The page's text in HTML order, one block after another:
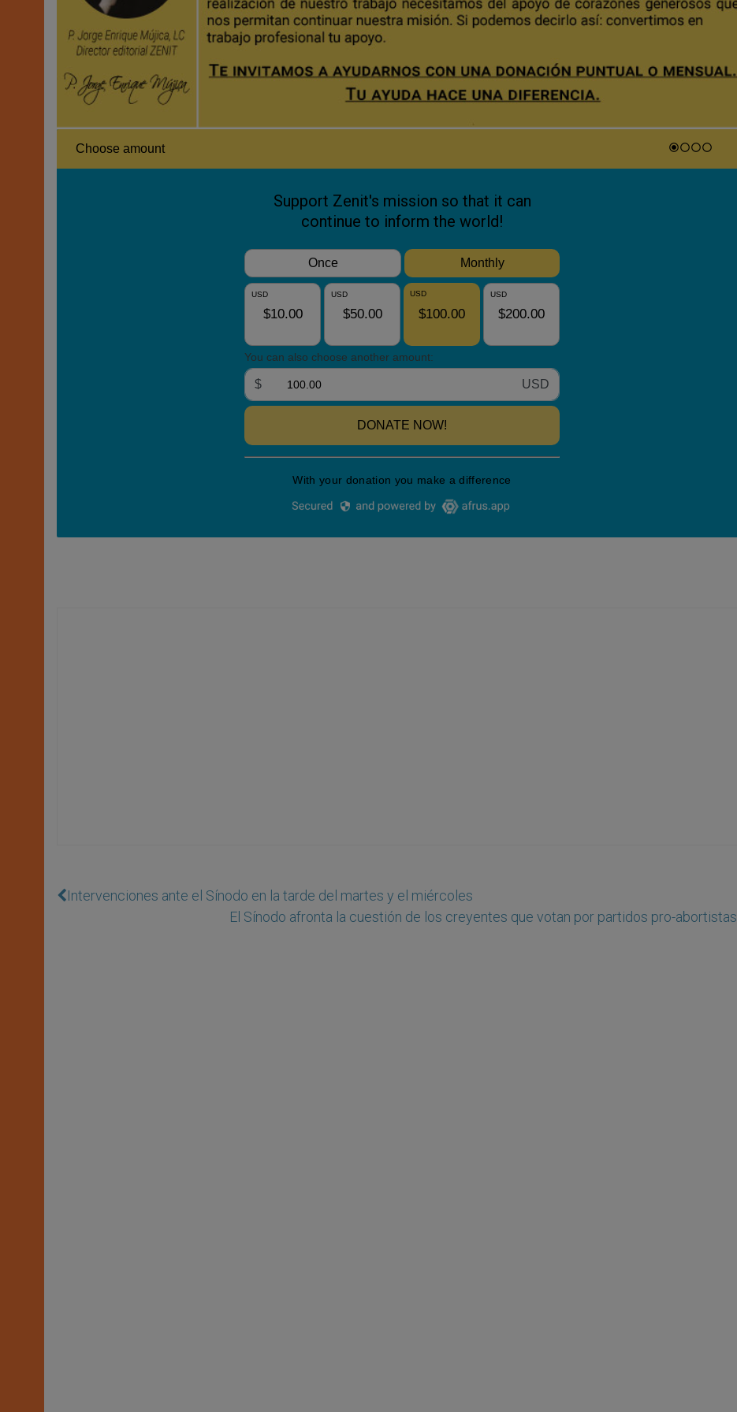
Intervenciones ante el Sínodo en la tarde del martes y el miércoles
El Sínodo afronta la cuestión de los creyentes que votan por partidos pro-abortistas